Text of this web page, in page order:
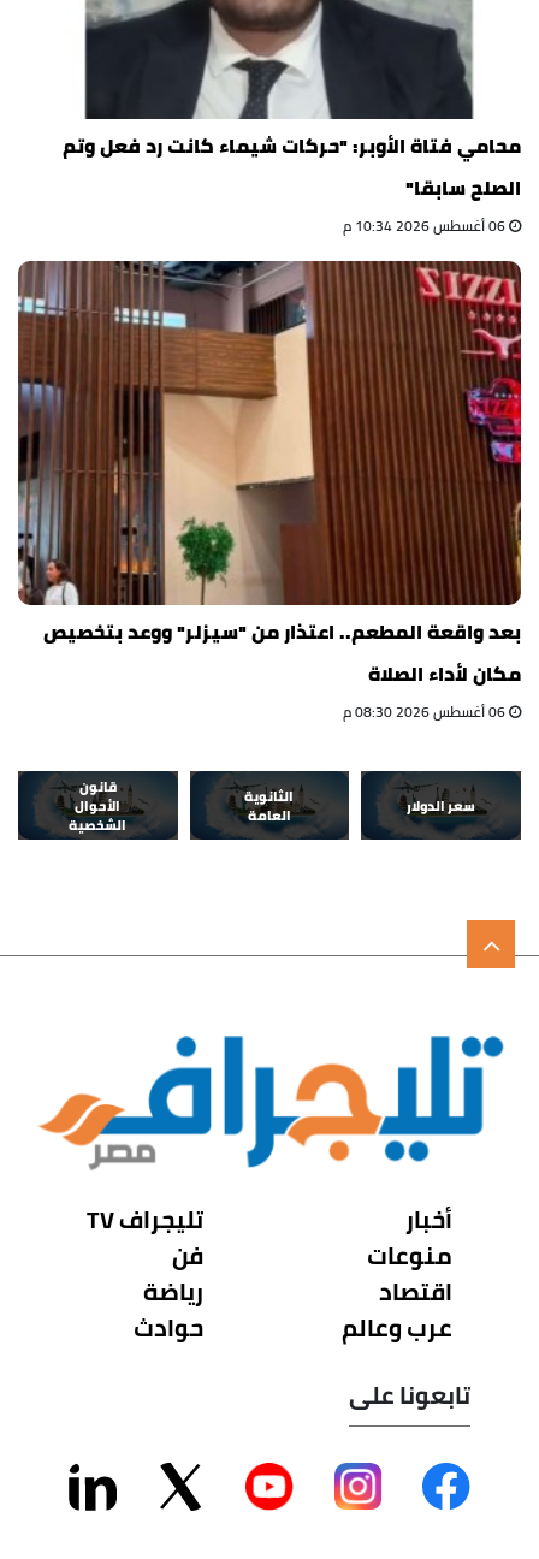
محامي فتاة الأوبر: "حركات شيماء كانت رد فعل وتم
الصلح سابقا"
بعد واقعة المطعم.. اعتذار من "سيزلر" ووعد بتخصيص
مكان لأداء الصلاة
سعر الدولار
الثانوية
العامة
قانون
الأحوال
الشخصية
أخبار
منوعات
اقتصاد
عرب وعالم
تليجراف TV
فن
رياضة
حوادث
تابعونا على